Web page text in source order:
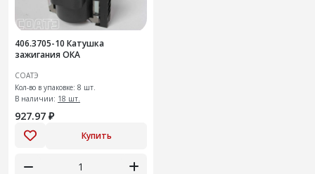
406.3705-10 Катушка
зажигания ОКА
СОАТЭ
Кол-во в упаковке: 8 шт.
В наличии: 18 шт.
927.97 ₽
Купить